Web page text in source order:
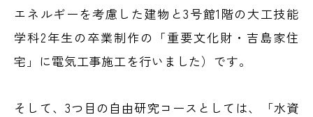
エネルギーを考慮した建物と3号館1階の大工技能
学科2年生の卒業制作の「重要文化財・吉島家住
宅」に電気工事施工を行いました）です。
そして、3つ目の自由研究コースとしては、「水資